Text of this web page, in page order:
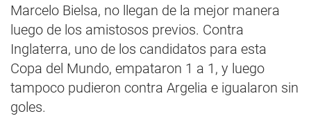
Marcelo Bielsa, no llegan de la mejor manera
luego de los amistosos previos. Contra
Inglaterra, uno de los candidatos para esta
Copa del Mundo, empataron 1 a 1, y luego
tampoco pudieron contra Argelia e igualaron sin
goles.